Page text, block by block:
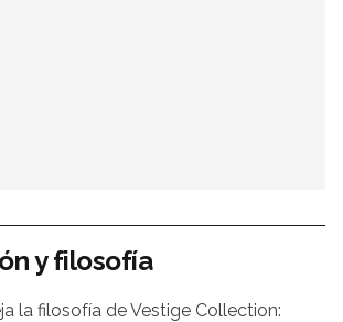
y filosofía
la filosofía de Vestige Collection: